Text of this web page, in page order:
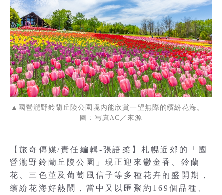
▲國營瀧野鈴蘭丘陵公園境內能欣賞一望無際的繽紛花海。
圖：写真AC／來源
【旅奇傳媒/責任編輯-張語柔】札幌近郊的「國
營瀧野鈴蘭丘陵公園」現正迎來鬱金香、鈴蘭
花、三色堇及葡萄風信子等多種花卉的盛開期，
繽紛花海好熱鬧，當中又以匯聚約169個品種、